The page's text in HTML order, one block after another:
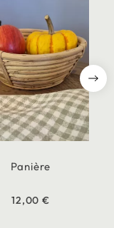
Panière
12,00 €